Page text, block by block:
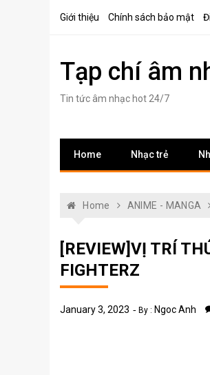
Giới thiệu Chính sách bảo mật
Tạp chí âm
Tin tức âm nhạc hot 24/7
Home Nhạc trẻ
Home ANIME - MANGA
[REVIEW]VỊ TRÍ
FIGHTERZ
January 3, 2023 By : Ngoc Anh